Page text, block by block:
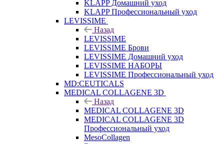
KLAPP Домашний уход
KLAPP Профессиональный уход
LEVISSIME
Назад
LEVISSIME
LEVISSIME Брови
LEVISSIME Домашний уход
LEVISSIME НАБОРЫ
LEVISSIME Профессиональный уход
MD:CEUTICALS
MEDICAL COLLAGENE 3D
Назад
MEDICAL COLLAGENE 3D
MEDICAL COLLAGENE 3D
Профессиональный уход
MesoCollagen